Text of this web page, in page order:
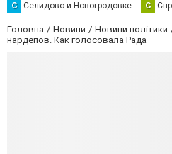
С Селидово и Новогродовке С
Головна Новини Новини політики
нардепов. Как голосовала Рада